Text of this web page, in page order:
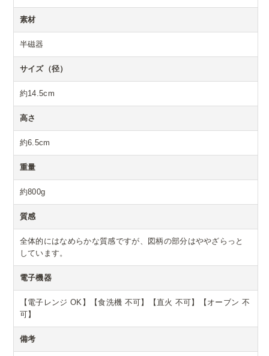
素材
半磁器
サイズ（径）
約14.5cm
高さ
約6.5cm
重量
約800g
質感
全体的にはなめらかな質感ですが、図柄の部分はややざらっと
しています。
電子機器
【電子レンジ OK】【食洗機 不可】【直火 不可】【オーブン 不
可】
備考